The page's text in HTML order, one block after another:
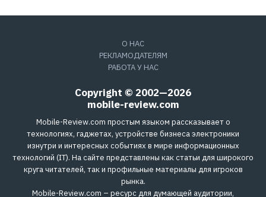
О НАС
РЕКЛАМОДАТЕЛЯМ
РАБОТА У НАС
Copyright © 2002—2026
mobile-review.com
Mobile-Review.com простым языком рассказывает о
технологиях, гаджетах, устройстве бизнеса электроники
изнутри и интересных событиях в мире информационных
технологий (IT). На сайте представлены как статьи для широкого
круга читателей, так и профильные материалы для игроков
рынка.
Mobile-Review.com – ресурс для думающей аудитории,